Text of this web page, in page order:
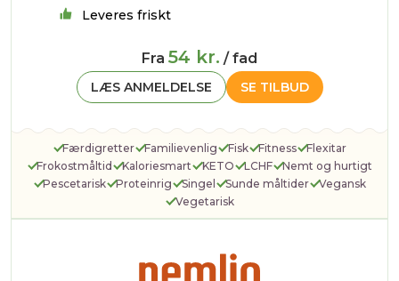
Leveres friskt
Fra 54 kr. / fad
SE TILBUD
LÆS ANMELDELSE
Færdigretter Familievenlig Fisk Fitness
Flexitar
Frokostmåltid
Kaloriesmart KETO LCHF
Nemt og hurtigt
Pescetarisk
Proteinrig Singel Sunde måltider
Vegansk
Vegetarisk